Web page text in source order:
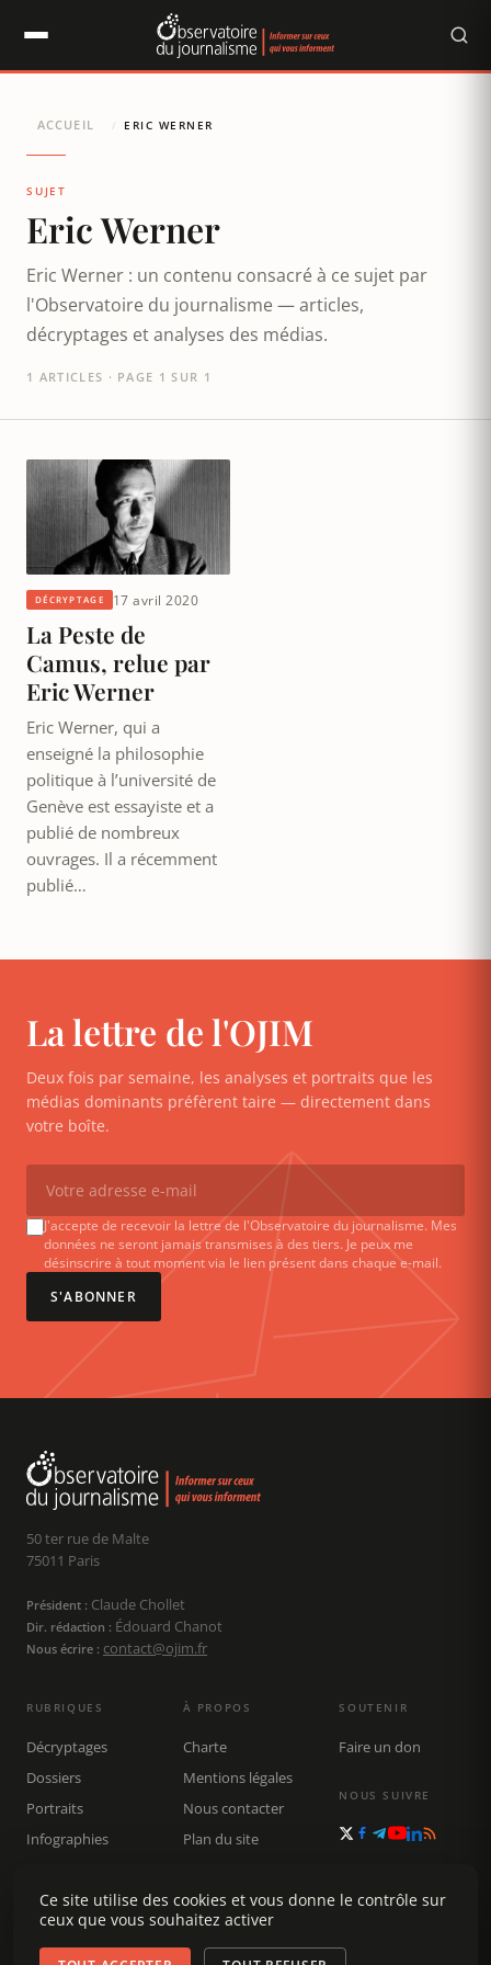
ACCUEIL / ERIC WERNER
SUJET
Eric Werner
Eric Werner : un contenu consacré à ce sujet par
l'Observatoire du journalisme — articles,
décryptages et analyses des médias.
1 ARTICLES · PAGE 1 SUR 1
DÉCRYPTAGE 17 avril 2020
La Peste de
Camus, relue par
Eric Werner
Eric Werner, qui a
enseigné la philosophie
politique à l’université de
Genève est essayiste et a
publié de nombreux
ouvrages. Il a récemment
publié…
La lettre de l'OJIM
Deux fois par semaine, les analyses et portraits que les
médias dominants préfèrent taire — directement dans
votre boîte.
J'accepte de recevoir la lettre de l'Observatoire du journalisme. Mes
données ne seront jamais transmises à des tiers. Je peux me
désinscrire à tout moment via le lien présent dans chaque e-mail.
S'ABONNER
50 ter rue de Malte
75011 Paris
Président : Claude Chollet
Dir. rédaction : Édouard Chanot
Nous écrire : contact@ojim.fr
RUBRIQUES
Décryptages
Dossiers
Portraits
Infographies
Rechercher
À PROPOS
Charte
Mentions légales
Nous contacter
Plan du site
SOUTENIR
Faire un don
NOUS SUIVRE
Panneau de gestion des cookies
Ce site utilise des cookies et vous donne le contrôle sur
ceux que vous souhaitez activer